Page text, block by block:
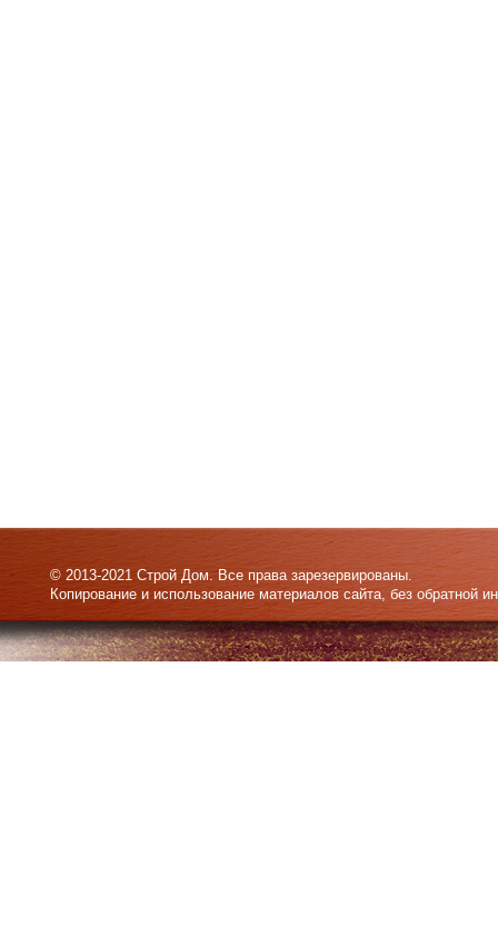
© 2013-2021 Строй Дом. Все права зарезервированы.
Копирование и использование материалов сайта, без обратной